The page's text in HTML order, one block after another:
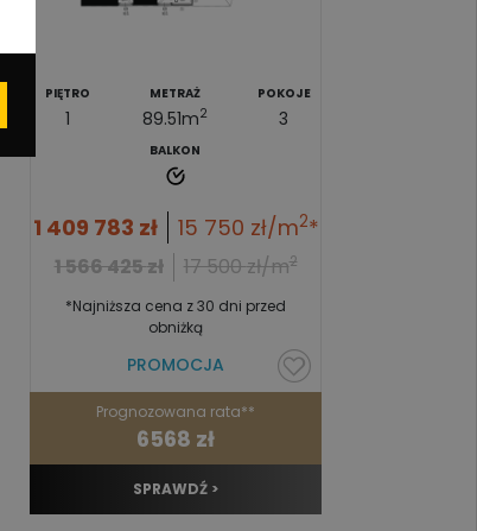
PIĘTRO
1
METRAŻ
89.51m2
POKOJE
3
BALKON
1 409 783 zł 15 750 zł/m2*
1 566 425zł 17 500zł/m2
*Najniższa cena z 30 dni przed
obniżką
PROMOCJA
Prognozowana rata**
6568 zł
SPRAWDŹ >